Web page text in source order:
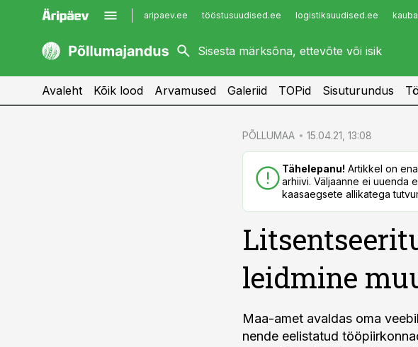
aripaev.ee tööstusuudised.ee logistikauudised.ee
kaubandus.ee
kinnisvarauudised.ee
imelineajalugu.ee
Infopank
Avaleht Kõik lood Arvamused Galeriid TOPid Sisuturundus
PÕLLUMAA 15.04.21, 13:08
Tähelepanu! Artikkel on
arhiivi. Väljaanne ei uuenda
kaasaegsete allikatega
leidmine
Maa-amet avaldas oma
nende eelistatud